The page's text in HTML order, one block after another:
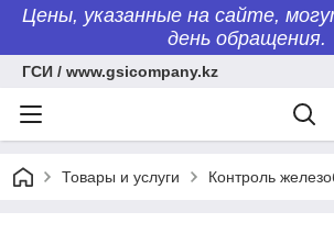
Цены, указанные на сайте,
день обращения.
ГСИ / www.gsicompany.kz
Товары и услуги Контроль